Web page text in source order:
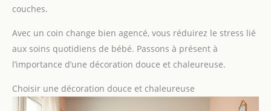
couches.
Avec un coin change bien agencé, vous réduirez le stress lié
aux soins quotidiens de bébé. Passons à présent à
l’importance d’une décoration douce et chaleureuse.
Choisir une décoration douce et chaleureuse